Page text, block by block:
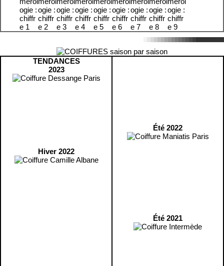
TENDANCES
2023
Hiver 2022
Été 2022
Été 2021